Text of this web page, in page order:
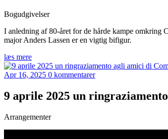
Bogudgivelser
I anledning af 80-året for de hårde kampe omkring
major Anders Lassen er en vigtig bifigur.
læs mere
Apr 16, 2025 0 kommentarer
9 aprile 2025 un
Arrangementer